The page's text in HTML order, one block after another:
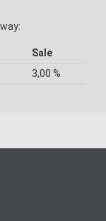
Sale
3,00 %